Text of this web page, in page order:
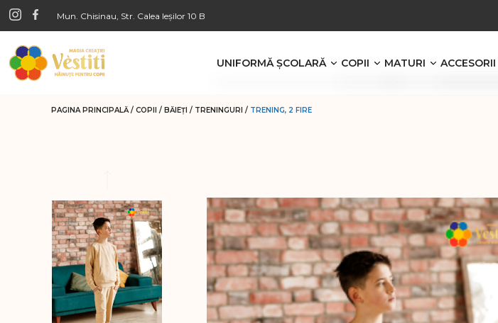
Mun. Chisinau, Str. Calea Ieșilor 10 B
UNIFORMĂ ŞCOLARĂ
Veste tricotate
Fete
Fuste
Pantaloni
Cămăşi
COPII
Șorți
Pantaloni de sport
Hanorace cu glugă
Hanorace fără glugă
Fete
MATURI
Treninguri
Pantaloni de
Hanorace
Femei
Tricouri polo
ACCESORII
Căciuli
Căciula
Set
Bentiță
PAGINA PRINCIPALĂ / COPII / BĂIEŢI / TRENINGURI / TRENING, 2 FIRE